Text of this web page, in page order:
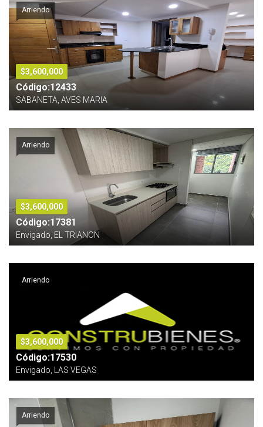
Arriendo
$3,600,000
Código:12433
SABANETA, AVES MARIA
Arriendo
$3,600,000
Código:17381
Envigado, EL TRIANON
Arriendo
$3,600,000
Código:17530
Envigado, LAS VEGAS
Arriendo